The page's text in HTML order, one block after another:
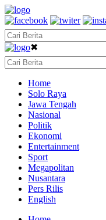
✖
Home
Solo Raya
Jawa Tengah
Nasional
Politik
Ekonomi
Entertainment
Sport
Megapolitan
Nusantara
Pers Rilis
English